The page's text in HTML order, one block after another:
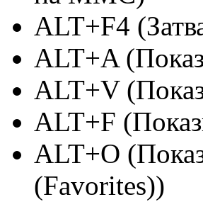
ALT+F4
ALT+A
ALT+V
ALT+F
ALT+O
(Favorites))